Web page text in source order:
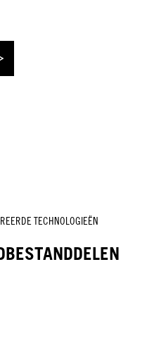
TECHNOLOGIEËN